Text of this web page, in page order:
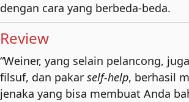
dengan cara yang berbeda-beda.
Review
“Weiner, yang selain pelancong,
filsuf, dan pakar self-help, berhasil
jenaka yang bisa membuat Anda